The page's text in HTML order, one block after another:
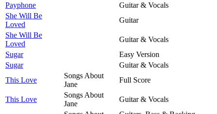
Payphone
Guitar & Vocals
She Will Be
Loved
Guitar
She Will Be
Loved
Guitar & Vocals
Sugar
Easy Version
Sugar
Guitar & Vocals
This Love
Songs About
Jane
Full Score
This Love
Songs About
Jane
Guitar & Vocals